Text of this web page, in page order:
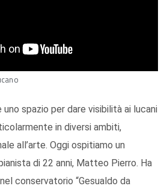
spazio per dare visibilità ai lucani
in diversi ambiti,
all’arte. Oggi ospitiamo un
di 22 anni, Matteo Pierro. Ha
conservatorio “Gesualdo da